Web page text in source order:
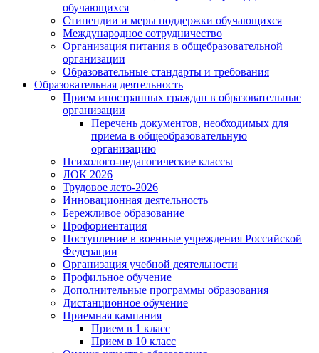
обучающихся
Стипендии и меры поддержки обучающихся
Международное сотрудничество
Организация питания в общебразовательной
организации
Образовательные стандарты и требования
Образовательная деятельность
Прием иностранных граждан в образовательные
организации
Перечень документов, необходимых для
приема в общеобразовательную
организацию
Психолого-педагогические классы
ЛОК 2026
Трудовое лето-2026
Инновационная деятельность
Бережливое образование
Профориентация
Поступление в военные учреждения Российской
Федерации
Организация учебной деятельности
Профильное обучение
Дополнительные программы образования
Дистанционное обучение
Приемная кампания
Прием в 1 класс
Прием в 10 класс